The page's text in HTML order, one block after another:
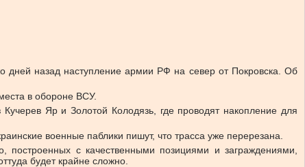
дней назад наступление армии РФ на север от Покровска. Об
в обороне ВСУ.
Яр и Золотой Колодязь, где проводят накопление для
военные паблики пишут, что трасса уже перерезана.
с качественными позициями и заграждениями,
будет крайне сложно.